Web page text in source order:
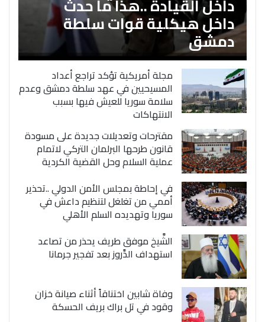
داخل هيكلية قوات سلطة
دمشق
مجلة أمريكية تؤكد تراجع أعداد
المسيحيين في عهد سلطة دمشق وعدم
سلامة سوريا للعيش فيها بسبب
الانتهاكات
مقترحات وتعديلات جديدة على مسودة
قانون طرحها البرلمان التركي لاتمام
عملية السلام وحل القضية الكردية
في إحاطة بمجلس الأمن الدولي ..تحذير
أممي من تغلغل لتنظيم داعش في
سوريا وتهديده السلم الأهلي
الشَّيخ موفق طريف يحذر من تصاعد
استهداف الدَّروز بعد تفجير جرمانا
وفاة شابين اختناقاً أثناء صيانة خزان
وقود في تل براك بريف الحسكة